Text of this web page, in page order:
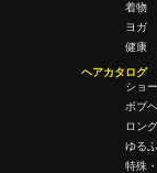
着物
ヨガ
健康
ヘアカタログ
ショ
ボブ
ロン
ゆる
特殊